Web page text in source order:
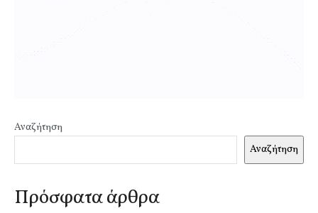
Αναζήτηση
Αναζήτηση
Πρόσφατα άρθρα